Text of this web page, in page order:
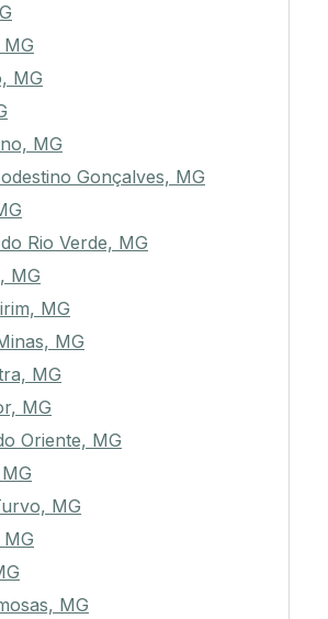
MG
MG
Gonçalves, MG
Rio Verde, MG
MG
MG
MG
MG
MG
Oriente, MG
MG
MG